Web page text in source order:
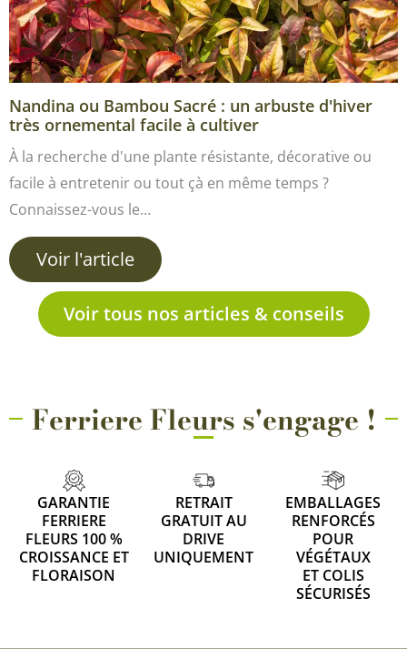
Nandina ou Bambou Sacré : un arbuste d'hiver
très ornemental facile à cultiver
À la recherche d'une plante résistante, décorative ou
facile à entretenir ou tout çà en même temps ?
Connaissez-vous le…
Voir l'article
Voir tous nos articles & conseils
Ferriere Fleurs s'engage !
GARANTIE
FERRIERE
FLEURS 100 %
CROISSANCE ET
FLORAISON
RETRAIT
GRATUIT AU
DRIVE
UNIQUEMENT
EMBALLAGES
RENFORCÉS
POUR
VÉGÉTAUX
ET COLIS
SÉCURISÉS